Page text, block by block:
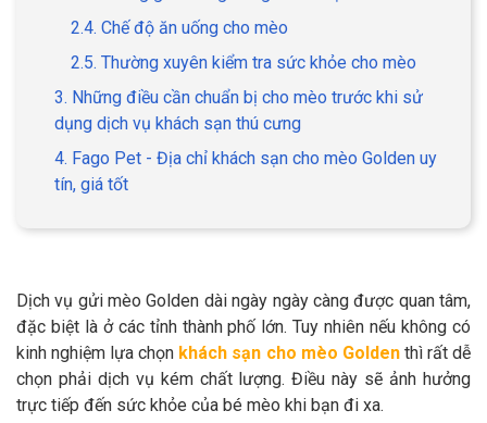
DỊCH VỤ
Khách sạn chó mèo Spa chó mèo
Dịch vụ cắt tỉa lông chó
mèo
Dịch vụ huấn luyện chó
TIN TỨC
Thông tin về khách sạn,
spa cho thú cưng
Thông tin về chó
2.4. Chế độ ăn uống cho mèo
2.5. Thường xuyên kiểm tra sức khỏe cho mèo
3. Những điều cần chuẩn bị cho mèo trước khi sử
dụng dịch vụ khách sạn thú cưng
4. Fago Pet - Địa chỉ khách sạn cho mèo Golden uy
tín, giá tốt
Dịch vụ gửi mèo Golden dài ngày ngày càng được quan tâm,
đặc biệt là ở các tỉnh thành phố lớn. Tuy nhiên nếu không có
kinh nghiệm lựa chọn khách sạn cho mèo Goldenthì rất dễ
chọn phải dịch vụ kém chất lượng. Điều này sẽ ảnh hưởng
trực tiếp đến sức khỏe của bé mèo khi bạn đi xa.